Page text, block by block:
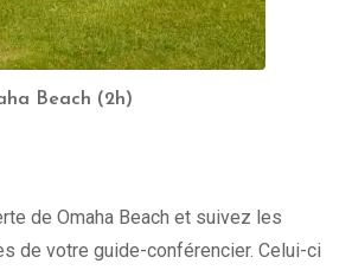
Beach (2h)
de Omaha Beach et suivez les
de votre guide-conférencier. Celui-ci